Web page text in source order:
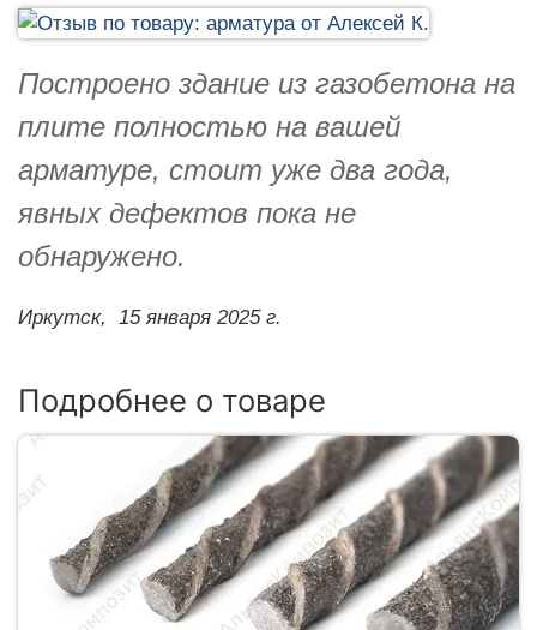
Построено здание из газобетона на
плите полностью на вашей
арматуре, стоит уже два года,
явных дефектов пока не
обнаружено.
Иркутск, 15 января 2025 г.
Подробнее о товаре